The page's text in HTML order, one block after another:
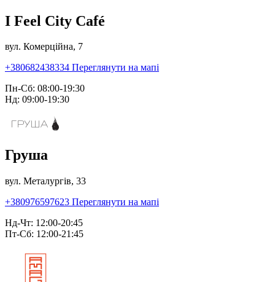
I Feel City Café
вул. Комерційна, 7
+380682438334 Переглянути на мапі
Пн-Сб: 08:00-19:30
Нд: 09:00-19:30
Груша
вул. Металургів, 33
+380976597623 Переглянути на мапі
Нд-Чт: 12:00-20:45
Пт-Сб: 12:00-21:45